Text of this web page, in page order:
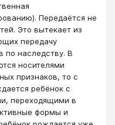
Передаётся не
Это вытекает из
передачу
по наследству. В
носителями
признаков, то с
ребёнок с
переходящими в
формы и